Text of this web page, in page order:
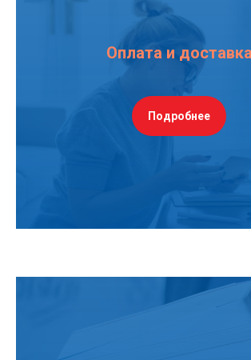
Оплата и доставка
Подробнее